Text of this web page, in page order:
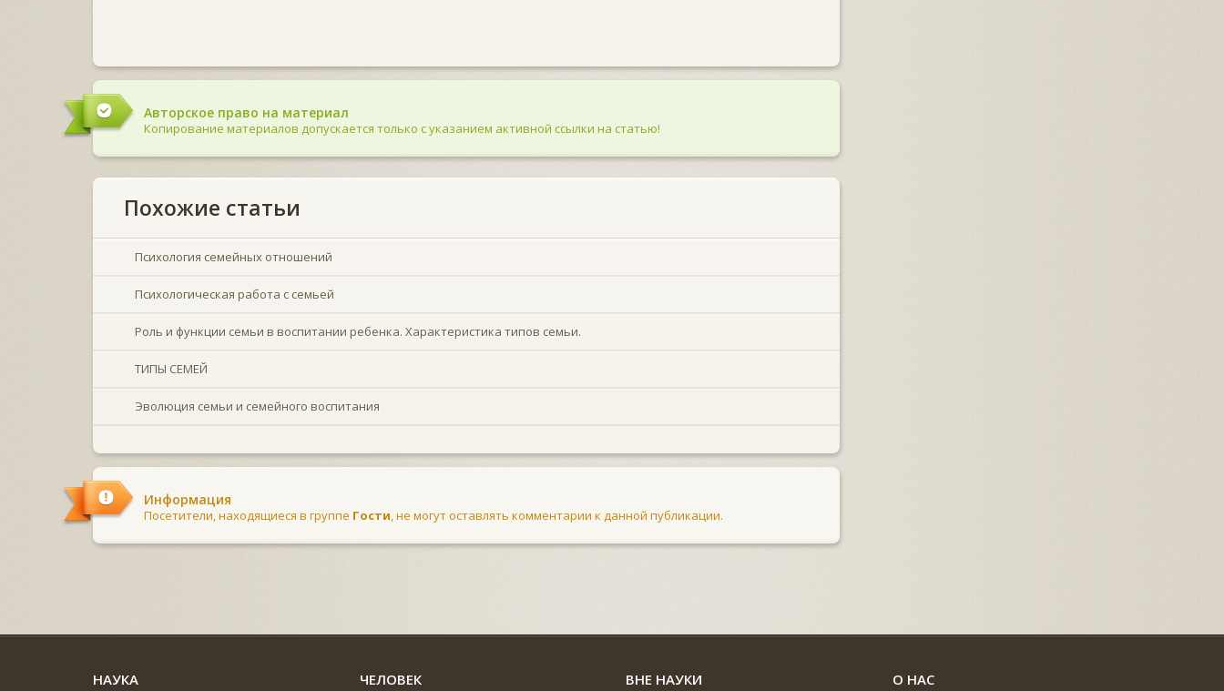
Авторское право на материал
Копирование материалов допускается только с указанием активной ссылки на статью!
Похожие статьи
Психология семейных отношений
Психологическая работа с семьей
Роль и функции семьи в воспитании ребенка. Характеристика типов семьи.
ТИПЫ СЕМЕЙ
Эволюция семьи и семейного воспитания
Информация
Посетители, находящиеся в группе Гости, не могут оставлять комментарии к данной публикации.
НАУКА ЧЕЛОВЕК ВНЕ НАУКИ О НАС